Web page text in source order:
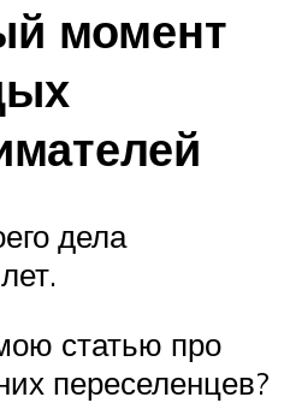
момент
дела
статью про
переселенцев?